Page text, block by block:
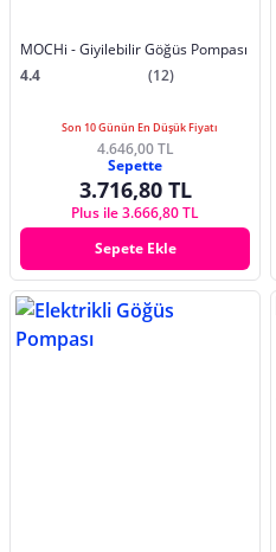
MOCHi - Giyilebilir Göğüs Pompası
4.4
(12)
Son 10 Günün En Düşük Fiyatı
4.646,00 TL
Sepette
3.716,80 TL
Plus ile 3.666,80 TL
Sepete Ekle